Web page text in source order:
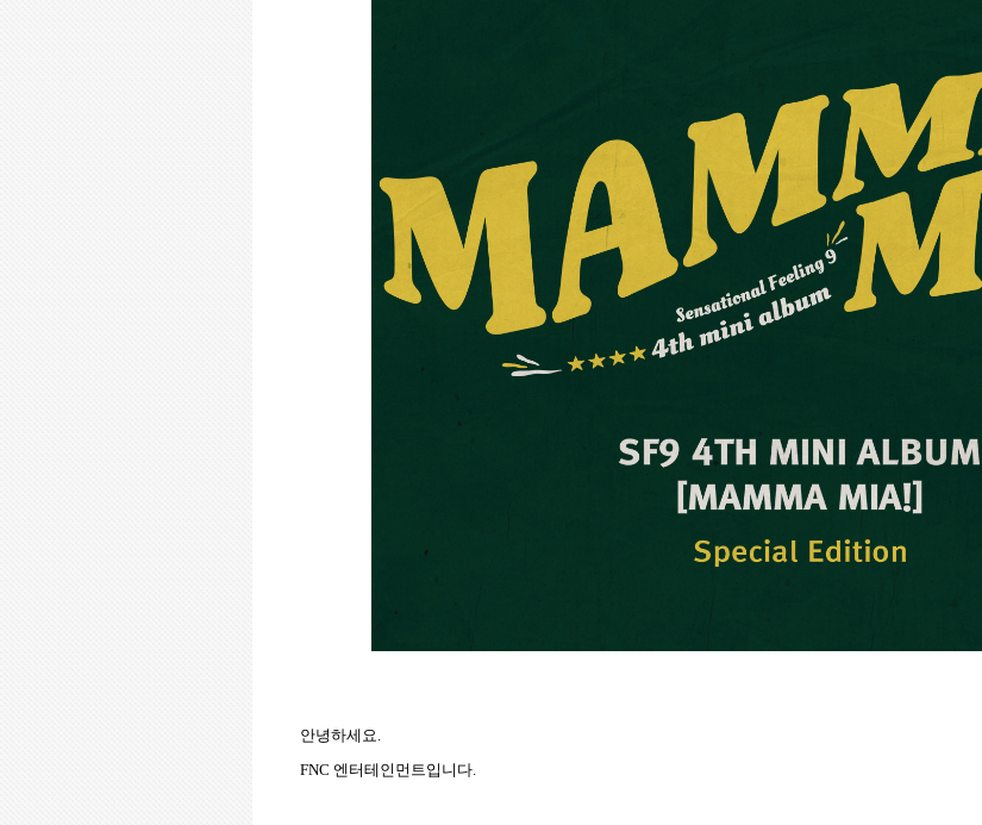
안녕하세요.
FNC 엔터테인먼트입니다